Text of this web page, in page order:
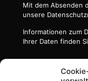
Mit dem Absenden
unsere
Informationen zum
Ihrer Daten finden